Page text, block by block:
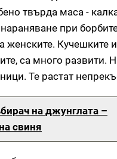
твърда маса -
при
женските. Кучешките
са много развити.
Те растат
на джунглата –
свиня